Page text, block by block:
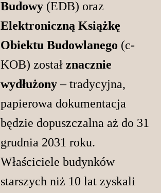
Budowy(EDB) oraz
Elektroniczną Książkę
Obiektu Budowlanego (c-
KOB) został znacznie
wydłużony– tradycyjna,
papierowa dokumentacja
będzie dopuszczalna aż do 31
grudnia 2031 roku.
Właściciele budynków
starszych niż 10 lat zyskali